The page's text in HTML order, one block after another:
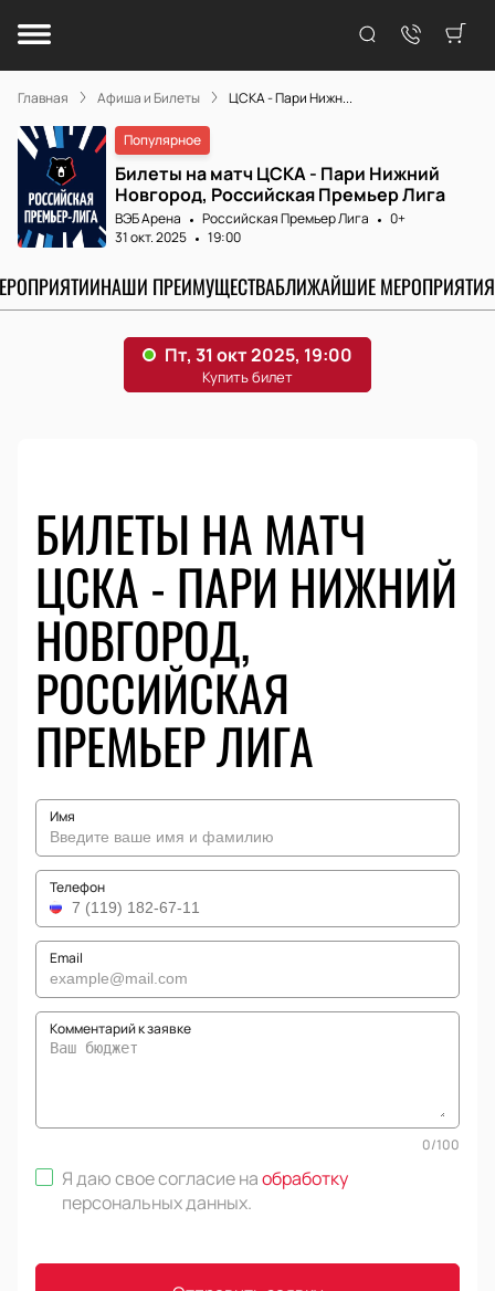
Главная Афиша и Билеты ЦСКА - Пари Нижн...
Популярное
Билеты на матч ЦСКА - Пари Нижний
Новгород, Российская Премьер Лига
ВЭБ Арена Российская Премьер Лига
0+
31 окт. 2025
19:00
НАШИ ПРЕИМУЩЕСТВАБЛИЖАЙШИЕ МЕРОПРИЯТИЯ
БИЛЕТЫ НА МАТЧ
ЦСКА - ПАРИ НИЖНИЙ
НОВГОРОД,
РОССИЙСКАЯ
ПРЕМЬЕР ЛИГА
Имя
Телефон
Email
Комментарий к заявке
0/100
Я даю свое согласие наобработку
персональных данных.